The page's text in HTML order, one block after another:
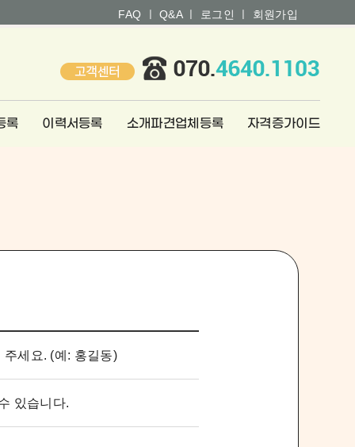
FAQ ㅣ Q&A ㅣ 로그인 ㅣ 회원가입
록 이력서등록 소개파견업체등록 자격증가이드
세요. (예: 홍길동)
있습니다.